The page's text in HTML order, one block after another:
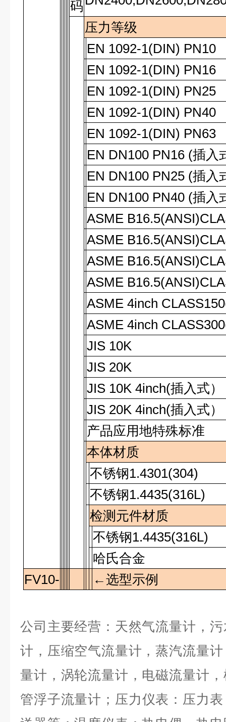
码
压力等级
EN 1092-1(DIN) PN10
EN 1092-1(DIN) PN16
EN 1092-1(DIN) PN25
EN 1092-1(DIN) PN40
EN 1092-1(DIN) PN63
EN DN100 PN16 (插入
EN DN100 PN25 (插入
EN DN100 PN40 (插入
ASME
ASME
ASME
ASME
ASME 4inch
ASME 4inch
JIS 10K
JIS 20K
JIS 10K 4inch(插入式）
JIS 20K 4inch(插入式）
产品应用地特殊标准
本体材质
不锈钢1.4301(304)
不锈钢1.4435(316L)
检测元件材质
不锈钢1.4435(316L)
哈氏合金
FV10-
←选型示例
公司主要经营：天然气流量计，
计，压缩空气流量计，蒸汽流量
量计，涡轮流量计，电磁流量计
管浮子流量计；压力仪表：压力